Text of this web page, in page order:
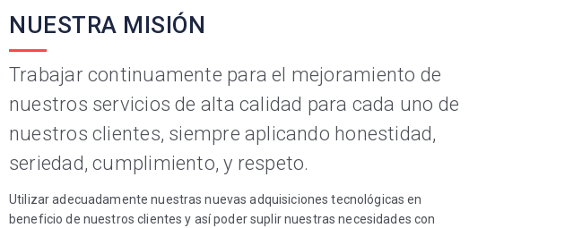
NUESTRA MISIÓN
Trabajar continuamente para el mejoramiento de
nuestros servicios de alta calidad para cada uno de
nuestros clientes, siempre aplicando honestidad,
seriedad, cumplimiento, y respeto.
Utilizar adecuadamente nuestras nuevas adquisiciones tecnológicas en
beneficio de nuestros clientes y así poder suplir nuestras necesidades con